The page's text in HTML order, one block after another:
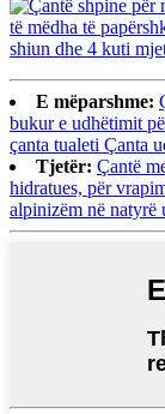
E mëparshme:
bukur e udhëtimit
çanta tualeti Çanta
Tjetër: Çantë
hidratues, për
alpinizëm në natyrë